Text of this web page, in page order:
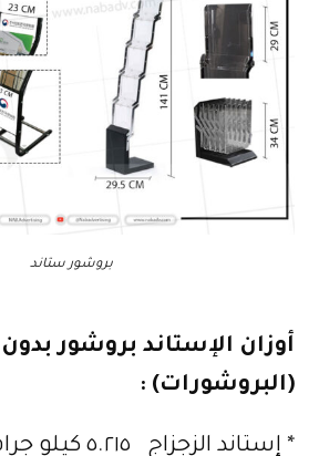
بروشور ستاند
أوزان الإستاند بروشور
(البروشورات) :
* إستاند الزجزاج ٥.٢١٥ كيلو جرام .